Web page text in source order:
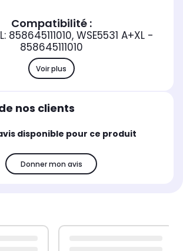
Compatibilité :
858645111010, WSE5531 A+XL -
858645111010
Voir plus
nos clients
disponible pour ce produit
Donner mon avis